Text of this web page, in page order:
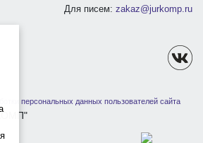
Для писем: zakaz@jurkomp.ru
персональных данных пользователей сайта